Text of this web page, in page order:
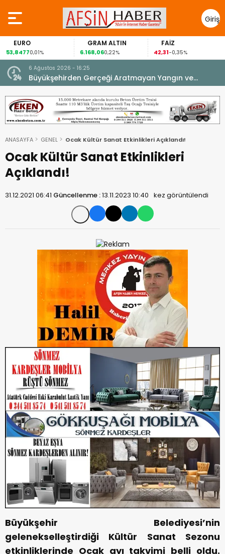
Giriş
Yap
EURO
53,84770,01%
GRAM ALTIN
6.168,060,22%
FAİZ
42,31-0,35%
6 Ağustos 2026 - 16:25
Büyükşehirden Gerçeği Aratmayan Yangın ve
Kurtarma Tatbikatı.
ANASAYFA GENEL Ocak Kültür Sanat Etkinlikleri Açıklandı!
Ocak Kültür Sanat Etkinlikleri
Açıklandı!
31.12.2021 06:41 Güncellenme :13.11.2023 10:40 kez görüntülendi
Büyükşehir Belediyesi’nin
gelenekselleştirdiği Kültür Sanat Sezonu
etkinliklerinde Ocak ayı takvimi belli oldu.